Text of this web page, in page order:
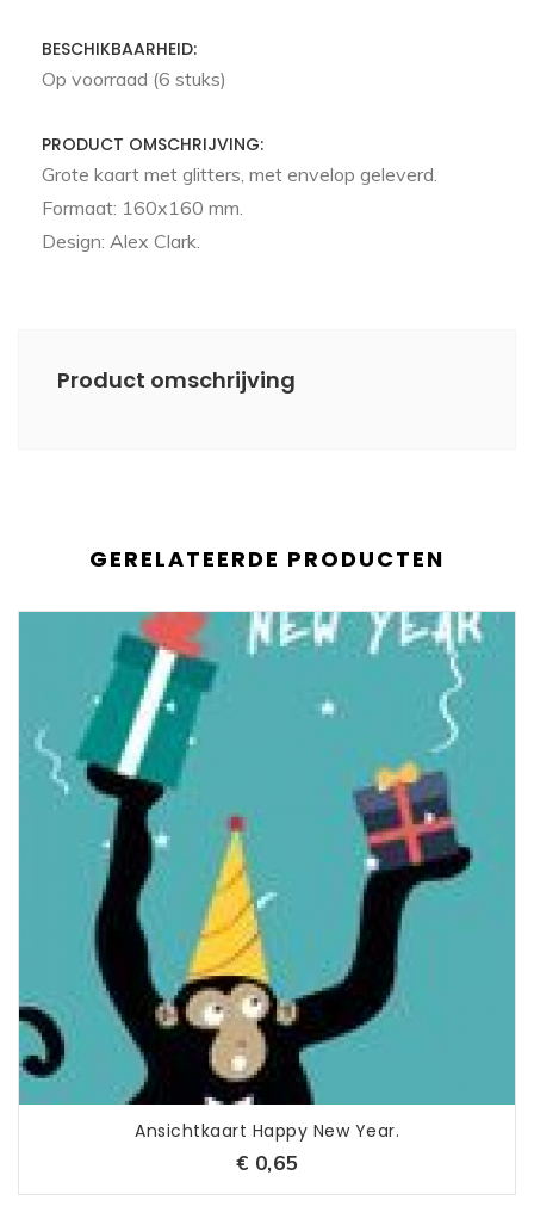
BESCHIKBAARHEID:
Op voorraad (6 stuks)
PRODUCT OMSCHRIJVING:
Grote kaart met glitters, met envelop geleverd.
Formaat: 160x160 mm.
Design: Alex Clark.
Product omschrijving
GERELATEERDE PRODUCTEN
Ansichtkaart Happy New Year.
€ 0,65